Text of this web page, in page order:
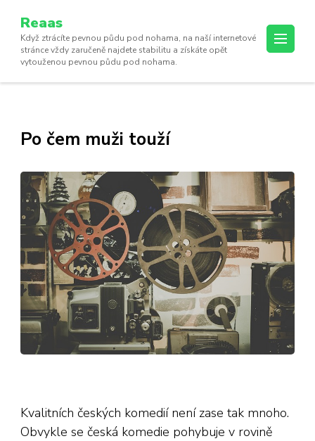
Reaas
Když ztrácíte pevnou půdu pod nohama, na naší internetové
stránce vždy zaručeně najdete stabilitu a získáte opět
vytouženou pevnou půdu pod nohama.
Po čem muži touží
Kvalitních českých komedií není zase tak mnoho.
Obvykle se česká komedie pohybuje v rovině